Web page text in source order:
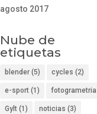
agosto 2017
Nube de
etiquetas
blender (5) cycles (2)
e-sport (1) fotogrametria
Gylt (1) noticias (3)